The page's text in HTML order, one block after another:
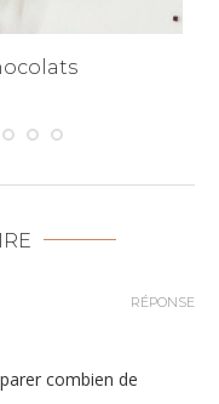
combien de
RÉPONSE